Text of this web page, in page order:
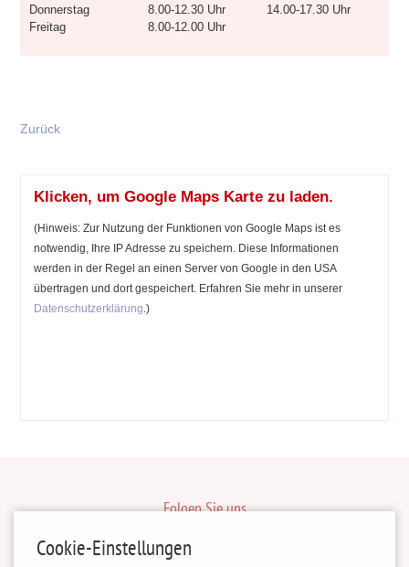
Donnerstag
8.00-12.30 Uhr
14.00-17.30 Uhr
Freitag
8.00-12.00 Uhr
Zurück
Klicken, um Google Maps Karte zu laden.
(Hinweis: Zur Nutzung der Funktionen von Google Maps ist es
notwendig, Ihre IP Adresse zu speichern. Diese Informationen
werden in der Regel an einen Server von Google in den USA
übertragen und dort gespeichert. Erfahren Sie mehr in unserer
Datenschutzerklärung .)
Folgen Sie uns
Cookie-Einstellungen